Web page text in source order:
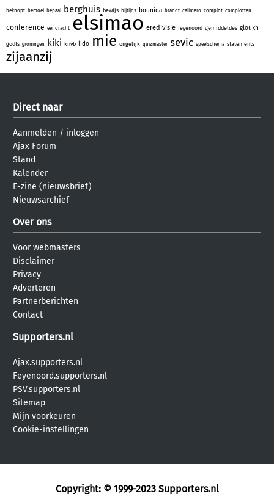
beknopt bemoei bepaal berghuis bewijs bijtijds bounida brandt calimero complot complotten
conference eendracht elsimao eredivisie feyenoord gemiddeldes gloukh
godts groningen kiki knvb lido mie ongelijk quizmaster sevic speelschema statements
zijaanzij
Direct naar
Aanmelden / inloggen
Ajax Forum
Stand
Kalender
E-zine (nieuwsbrief)
Nieuwsarchief
Over ons
Voor webmasters
Disclaimer
Privacy
Adverteren
Partnerberichten
Contact
Supporters.nl
Ajax.supporters.nl
Feyenoord.supporters.nl
PSV.supporters.nl
Sitemap
Mijn voorkeuren
Cookie-instellingen
Copyright: © 1999-2023 Supporters.nl